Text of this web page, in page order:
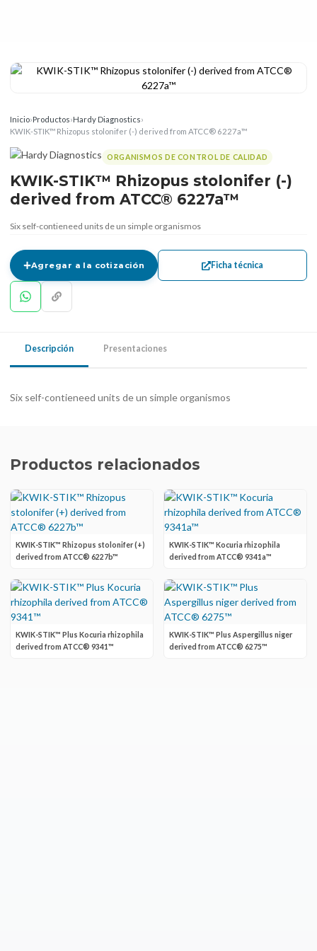
Inicio›Productos›Hardy Diagnostics›
KWIK-STIK™ Rhizopus stolonifer (-) derived from ATCC® 6227a™
ORGANISMOS DE CONTROL DE CALIDAD
KWIK-STIK™ Rhizopus stolonifer (-)
derived from ATCC® 6227a™
Six self-contieneed units de un simple organismos
Agregar a la cotización Ficha técnica
Descripción Presentaciones
Six self-contieneed units de un simple organismos
Productos relacionados
KWIK-STIK™ Rhizopus stolonifer (+)
derived from ATCC® 6227b™
KWIK-STIK™ Kocuria rhizophila
derived from ATCC® 9341a™
KWIK-STIK™ Plus Kocuria rhizophila
derived from ATCC® 9341™
KWIK-STIK™ Plus Aspergillus niger
derived from ATCC® 6275™